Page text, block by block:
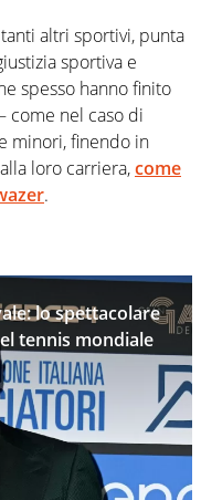
altri sportivi, punta
sportiva e
spesso hanno finito
come nel caso di
minori, finendo in
loro carriera,come
.
lo spettacolare
tennis mondiale